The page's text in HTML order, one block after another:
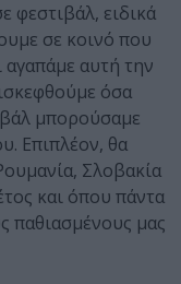
φεστιβάλ, ειδικά
σε κοινό που
αγαπάμε αυτή την
όσα
μπορούσαμε
Επιπλέον, θα
Σλοβακία
και όπου πάντα
παθιασμένους μας